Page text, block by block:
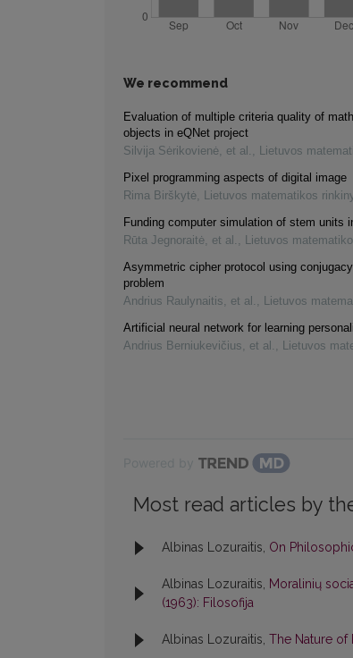
We recommend
Evaluation of multiple criteria quality of
objects in eQNet project
Silvija Sėrikovienė, et al. , Lietuvos
Pixel programming aspects of digital image
Rima Birškytė, Lietuvos matematikos
Funding computer simulation of stem units
Rūta Jegnoraitė, et al. , Lietuvos
Asymmetric cipher protocol using
problem
Andrius Raulynaitis, et al. , Lietuvos
Artificial neural network for learning
Andrius Berniukevičius, et al. , Lietuvos
Most read articles by
Albinas Lozuraitis, On
Albinas Lozuraitis, Moralinių
(1963): Filosofija
Albinas Lozuraitis, The Nature of